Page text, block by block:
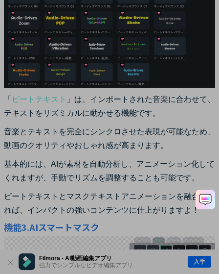
Filmora - AI動画編集アプリ
強力でシンプルなビデオ編集アプリ
入手
「 ビートテキスト 」は、インポートされた音楽に合わせて、
テキストをリズミカルに動かせる機能です。
音楽とテキストを完全にシンクロさせた表現が可能なため、
動画のクオリティやおしゃれ感が高まります。
基本的には、AIが素材を自動分析し、アニメーション化して
くれますが、手動でリズムを調整することも可能です。
ビートテキストとマスクテキストアニメーションを融合させ
れば、インパクトの強いコンテンツに仕上がりますよ！
機能3.AIスマートマスク